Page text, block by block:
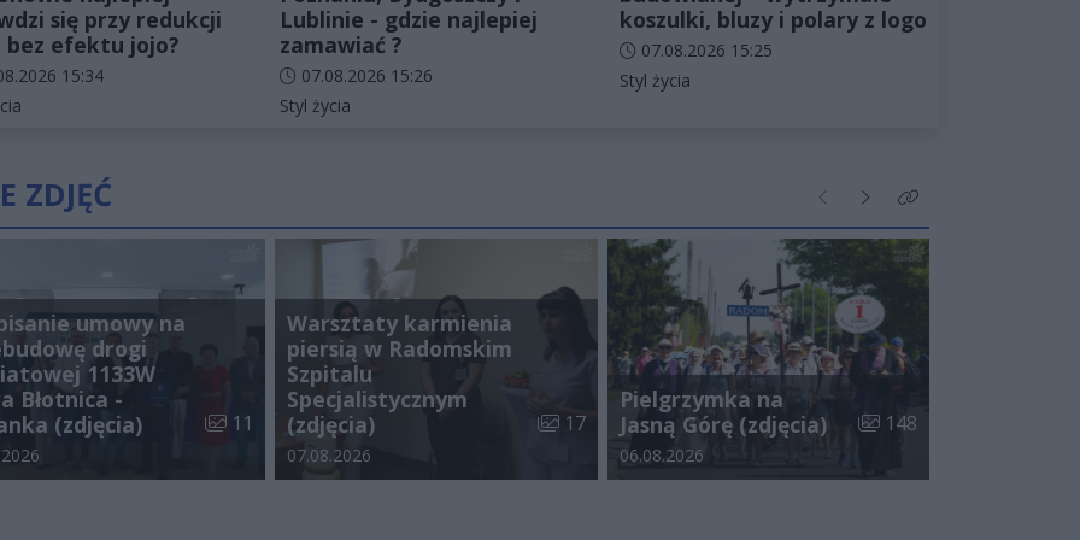
się przy redukcji
bez efektu jojo?
artykułu:
15:34
artykułu:
Lublinie - gdzie najlepiej
zamawiać ?
Data dodania artykułu:
07.08.2026 15:26
Kategorie artykułu:
Styl życia
koszulki, bluzy i polary z logo
Data dodania artykułu:
07.08.2026 15:25
Kategorie artykułu:
Styl życia
ZDJĘĆ Poprzednie
NastępneKliknij aby zobaczyć
umowy na
drogi
1133W
Błotnica -
(zdjęcia)
Liczba zdjęć w galerii:
11
galerii:
Warsztaty karmienia
piersią w Radomskim
Szpitalu
Specjalistycznym
(zdjęcia)
Liczba zdjęć w galerii:
17
Data dodania galerii:
07.08.2026
Pielgrzymka na
Jasną Górę (zdjęcia)
Liczba zdjęć w galerii:
148
Data dodania galerii:
06.08.2026